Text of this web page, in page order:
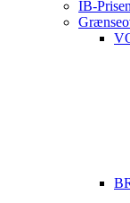
IB-Prisen